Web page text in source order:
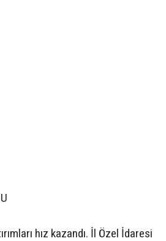
hız kazandı. İl Özel İdaresi